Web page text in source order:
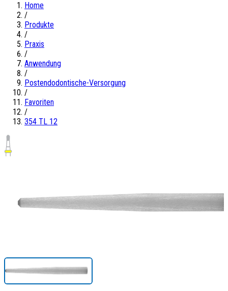
Home
/
Produkte
/
Praxis
/
Anwendung
/
Postendodontische-Versorgung
/
Favoriten
/
354 TL 12